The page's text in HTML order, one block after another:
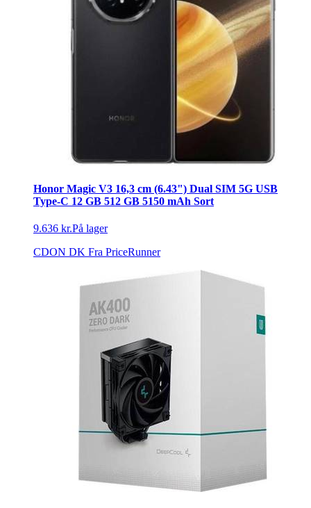
Honor Magic V3 16,3 cm (6.43") Dual SIM 5G USB
Type-C 12 GB 512 GB 5150 mAh Sort
9.636 kr.På lager
CDON DK Fra PriceRunner